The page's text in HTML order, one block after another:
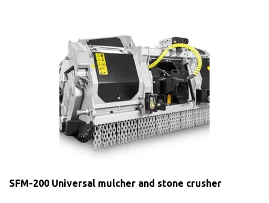
SFM-200 Universal mulcher and stone crusher